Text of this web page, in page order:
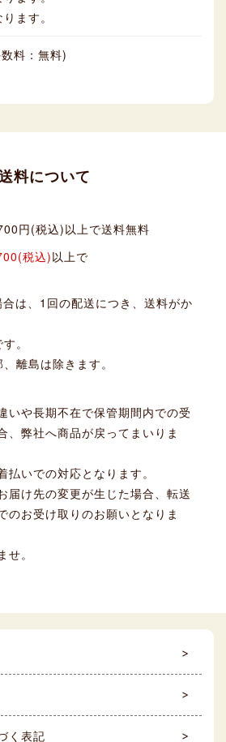
ます。
料：無料)
料について
税込)以上で
は、1回の配送につき、送料がか
。
離島は除きます。
いや長期不在で保管期間内での受
、弊社へ商品が戻ってまいりま
払いでの対応となります。
届け先の変更が生じた場合、転送
のお受け取りのお願いとなりま
。
く表記